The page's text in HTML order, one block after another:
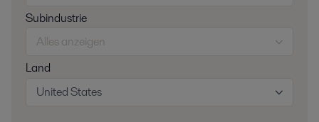
Subindustrie
Alles anzeigen
Land
United States